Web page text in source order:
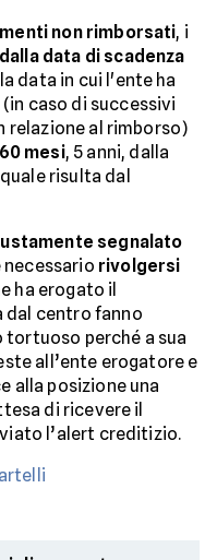
non rimborsati, i
data di scadenza
data in cui l'ente ha
caso di successivi
relazione al rimborso)
mesi, 5 anni, dalla
risulta dal
segnalato
rivolgersi
ha erogato il
dal centro fanno
tortuoso perché a sua
all’ente erogatore e
alla posizione una
di ricevere il
l’alert creditizio.